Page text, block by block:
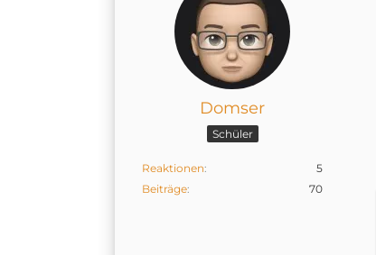
Domser
Schüler
Reaktionen
5
Beiträge
70